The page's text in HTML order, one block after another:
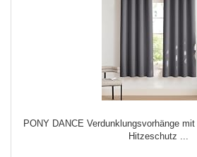
PONY DANCE Verdunklungsvorhänge
Hitzeschutz ...